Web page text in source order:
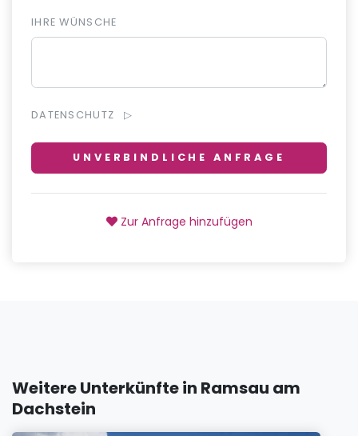
IHRE WÜNSCHE
DATENSCHUTZ
UNVERBINDLICHE ANFRAGE
Zur Anfrage hinzufügen
Weitere Unterkünfte in Ramsau am
Dachstein